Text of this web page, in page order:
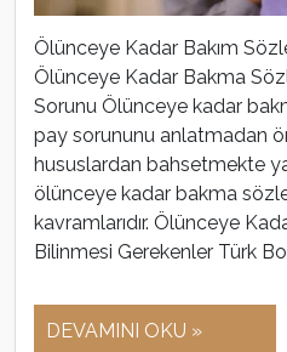
Ölünceye Kadar Bakım
Ölünceye Kadar Bakma
Sorunu Ölünceye kadar
pay sorununu anlatmadan
hususlardan bahsetmekte
ölünceye kadar bakma
kavramlarıdır. Ölünceye
Bilinmesi Gerekenler Türk
DEVAMINI OKU »